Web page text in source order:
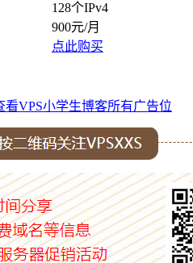
128个IPv4
900元/月
点此购买
VPS小学生博客所有广告位